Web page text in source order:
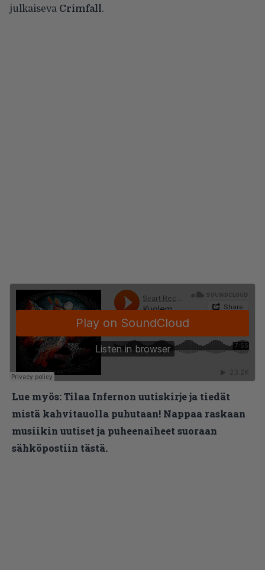
julkaiseva Crimfall.
Lue myös:Tilaa Infernon uutiskirje ja tiedät
mistä kahvitauolla puhutaan! Nappaa raskaan
musiikin uutiset ja puheenaiheet suoraan
sähköpostiin tästä.